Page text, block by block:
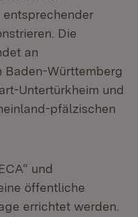
Die
an
Baden-Württemberg
Untertürkheim und
pfälzischen
und
öffentliche
errichtet werden.